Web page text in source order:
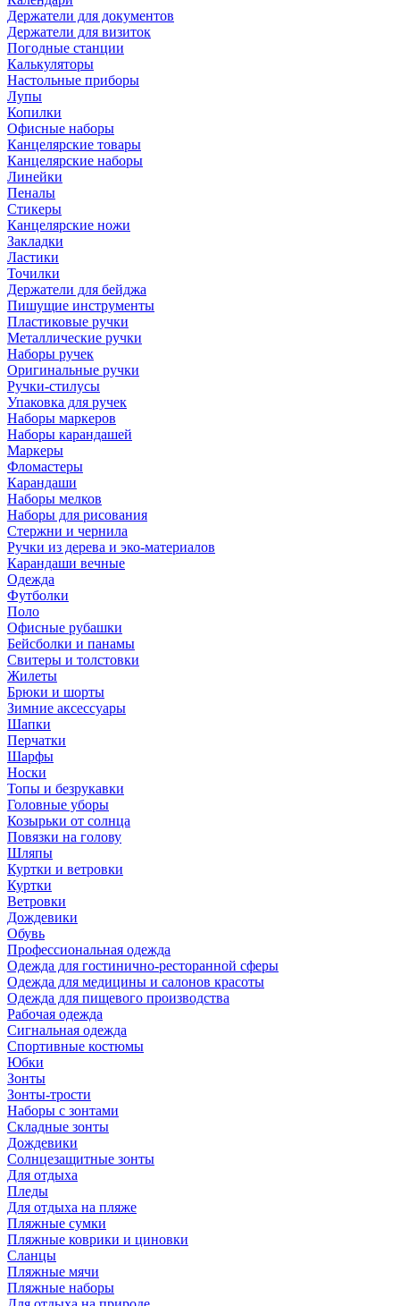
Держатели для документов
Держатели для визиток
Погодные станции
Калькуляторы
Настольные приборы
Лупы
Копилки
Офисные наборы
Канцелярские товары
Канцелярские наборы
Линейки
Пеналы
Стикеры
Канцелярские ножи
Закладки
Ластики
Точилки
Держатели для бейджа
Пишущие инструменты
Пластиковые ручки
Металлические ручки
Наборы ручек
Оригинальные ручки
Ручки-стилусы
Упаковка для ручек
Наборы маркеров
Наборы карандашей
Маркеры
Фломастеры
Карандаши
Наборы мелков
Наборы для рисования
Стержни и чернила
Ручки из дерева и эко-материалов
Карандаши вечные
Одежда
Футболки
Поло
Офисные рубашки
Бейсболки и панамы
Свитеры и толстовки
Жилеты
Брюки и шорты
Зимние аксессуары
Шапки
Перчатки
Шарфы
Носки
Топы и безрукавки
Головные уборы
Козырьки от солнца
Повязки на голову
Шляпы
Куртки и ветровки
Куртки
Ветровки
Дождевики
Обувь
Профессиональная одежда
Одежда для гостинично-ресторанной сферы
Одежда для медицины и салонов красоты
Одежда для пищевого производства
Рабочая одежда
Сигнальная одежда
Спортивные костюмы
Юбки
Зонты
Зонты-трости
Наборы с зонтами
Складные зонты
Дождевики
Солнцезащитные зонты
Для отдыха
Пледы
Для отдыха на пляже
Пляжные сумки
Пляжные коврики и циновки
Сланцы
Пляжные мячи
Пляжные наборы